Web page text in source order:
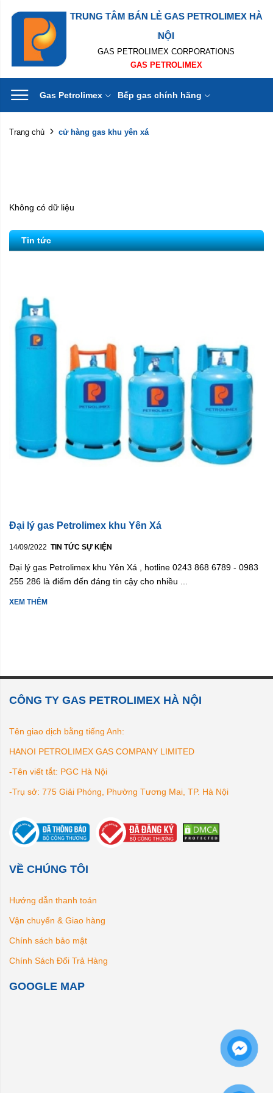
TRUNG TÂM BÁN LẺ GAS PETROLIMEX HÀ
NỘI
GAS PETROLIMEX CORPORATIONS
GAS PETROLIMEX
Gas Petrolimex Bếp gas chính hãng
Trang chủ cử hàng gas khu yên xá
Không có dữ liệu
Tin tức
Đại lý gas Petrolimex khu Yên Xá
14/09/2022 TIN TỨC SỰ KIỆN
Đại lý gas Petrolimex khu Yên Xá , hotline 0243 868 6789 - 0983
255 286 là điểm đến đáng tin cậy cho nhiều ...
XEM THÊM
CÔNG TY GAS PETROLIMEX HÀ NỘI
Tên giao dịch bằng tiếng Anh:
HANOI PETROLIMEX GAS COMPANY LIMITED
-Tên viết tắt: PGC Hà Nội
-Trụ sở: 775 Giải Phóng, Phường Tương Mai, TP. Hà Nội
VỀ CHÚNG TÔI
Hướng dẫn thanh toán
Vận chuyển & Giao hàng
Chính sách bảo mật
Chính Sách Đổi Trả Hàng
GOOGLE MAP